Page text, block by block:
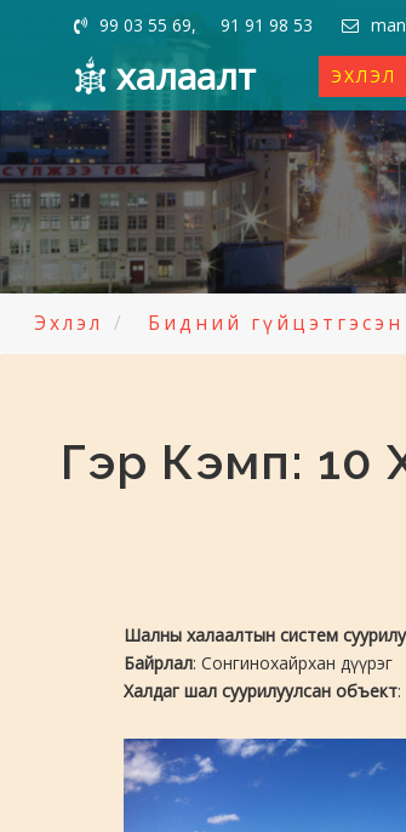
99 03 55 69, 91 91 98 53
халаалт ЭХЛЭЛ
Эхлэл Бидний гүйцэтгэсэн
Гэр Кэмп: 10
Шалны халаалтын систем
Байрлал: Сонгинохайрхан дүүрэг
Халдаг шал суурилуулсан объект